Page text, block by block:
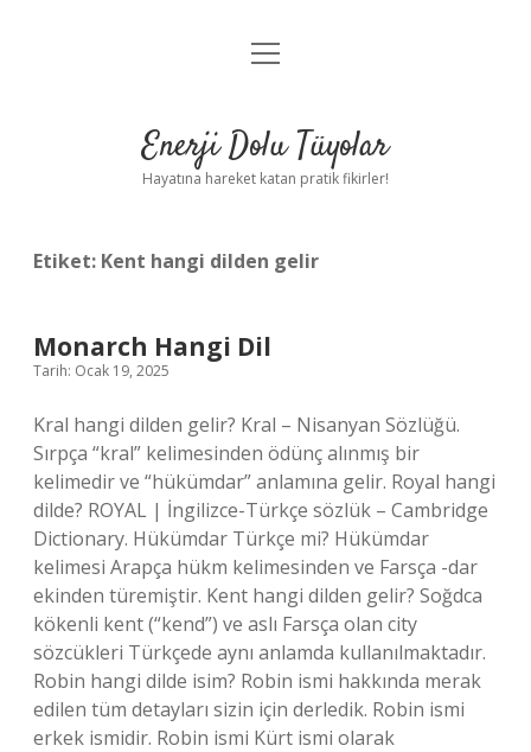
Anasayfa
Yasal Uyarı
menüyü
Enerji Dolu Tüyolar
Hayatına hareket katan pratik fikirler!
Etiket: Kent hangi dilden gelir
Monarch Hangi Dil
Tarih: Ocak 19, 2025
Kral hangi dilden gelir? Kral – Nisanyan Sözlüğü.
Sırpça “kral” kelimesinden ödünç alınmış bir
kelimedir ve “hükümdar” anlamına gelir. Royal hangi
dilde? ROYAL | İngilizce-Türkçe sözlük – Cambridge
Dictionary. Hükümdar Türkçe mi? Hükümdar
kelimesi Arapça hükm kelimesinden ve Farsça -dar
ekinden türemiştir. Kent hangi dilden gelir? Soğdca
kökenli kent (“kend”) ve aslı Farsça olan city
sözcükleri Türkçede aynı anlamda kullanılmaktadır.
Robin hangi dilde isim? Robin ismi hakkında merak
edilen tüm detayları sizin için derledik. Robin ismi
erkek ismidir. Robin ismi Kürt ismi olarak